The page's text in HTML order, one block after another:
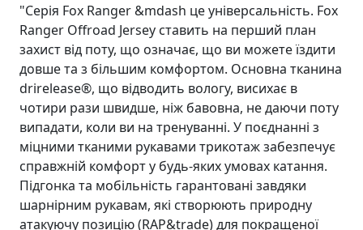
"Серiя Fox Ranger &mdash це універсальність. Fox
Ranger Offroad Jersey ставить на перший план
захист від поту, що означає, що ви можете їздити
довше та з більшим комфортом. Основна тканина
drirelease®, що відводить вологу, висихає в
чотири рази швидше, ніж бавовна, не даючи поту
випадати, коли ви на тренуваннi. У поєднанні з
міцними тканими рукавами трикотаж забезпечує
справжній комфорт у будь-яких умовах катання.
Підгонка та мобільність гарантовані завдяки
шарнірним рукавам, які створюють природну
атакуючу позицію (RAP&trade) для покращеної